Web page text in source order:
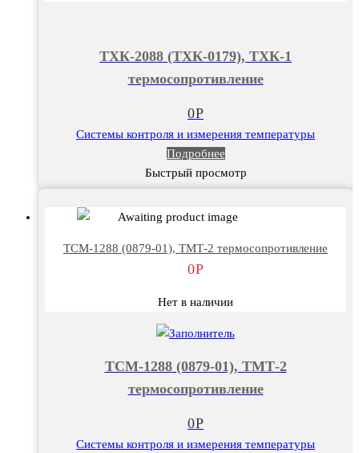
ТХК-2088 (ТХК-0179), ТХК-1
термосопротивление
0Р
Системы контроля и измерения температуры
Подробнее
Быстрый просмотр
ТСМ-1288 (0879-01), ТМТ-2 термосопротивление
0Р
Нет в наличии
ТСМ-1288 (0879-01), ТМТ-2
термосопротивление
0Р
Системы контроля и измерения температуры